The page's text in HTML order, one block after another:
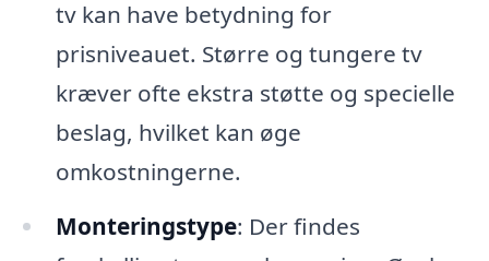
tv kan have betydning for
prisniveauet. Større og tungere tv
kræver ofte ekstra støtte og specielle
beslag, hvilket kan øge
omkostningerne.
Monteringstype: Der findes